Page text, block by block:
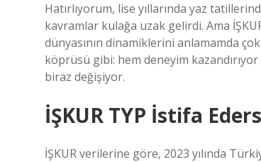
Hatırlıyorum, lise yıllarında yaz
kavramlar kulağa uzak gelirdi. Ama
dünyasının dinamiklerini anlamamda
köprüsü gibi: hem deneyim
biraz değişiyor.
İŞKUR TYP İstifa
İŞKUR verilerine göre, 2023 yılında